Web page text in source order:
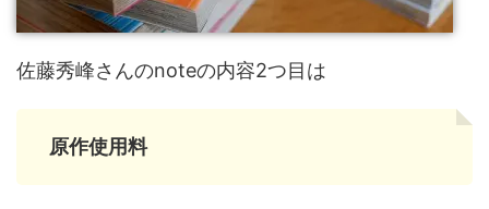
佐藤秀峰さんのnoteの内容2つ目は
原作使用料